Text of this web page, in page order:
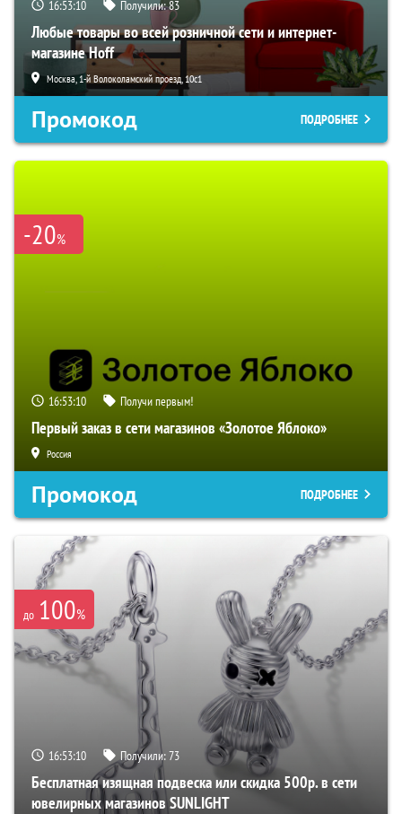
16:53:09 Получили:83
Любые товары во всей розничной сети и интернет-
магазине Hoff
Москва, 1-й Волоколамский проезд, 10с1
Промокод ПОДРОБНЕЕ
-20%
16:53:09 Получи первым!
Первый заказ в сети магазинов «Золотое Яблоко»
Россия
Промокод ПОДРОБНЕЕ
до 100%
16:53:09 Получили:73
Бесплатная изящная подвеска или скидка 500р. в сети
ювелирных магазинов SUNLIGHT